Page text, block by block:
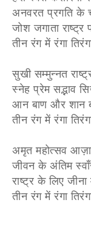
अनवरत प्रगति के
जोश जगाता राष्ट्र
तीन रंग में रंगा
सुखी सम्मुन्नत
स्नेह प्रेम सद्भाव
आन बाण और शान
तीन रंग में रंगा
अमृत महोत्सव
जीवन के अंतिम
राष्ट्र के लिए
तीन रंग में रंगा